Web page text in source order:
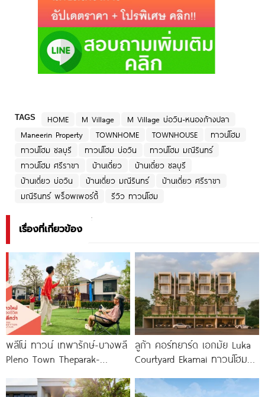
TAGS HOME M Village
M Village บ่อวิน-หนองก้างปลา
Maneerin Property
TOWNHOME TOWNHOUSE
ทาวน์โฮม
ทาวน์โฮม ชลบุรี
ทาวน์โฮม บ่อวิน
ทาวน์โฮม มณีรินทร์
ทาวน์โฮม ศรีราขา
บ้านเดี่ยว
บ้านเดี่ยว ชลบุรี
บ้านเดี่ยว บ่อวิน
บ้านเดี่ยว มณีรินทร์
บ้านเดี่ยว ศรีราขา
มณีรินทร์ พร็อพเพอร์ตี้
รีวิว ทาวน์โฮม
เรื่องที่เกี่ยวข้อง
พลีโน่ ทาวน์ เทพารักษ์-บางพลี
Pleno Town Theparak-
ใหม่จาก AP เริ่ม 1.xx
ลูก้า คอร์ทยาร์ด เอกมัย Luka
Courtyard Ekamai ทาวน์โฮมหรู